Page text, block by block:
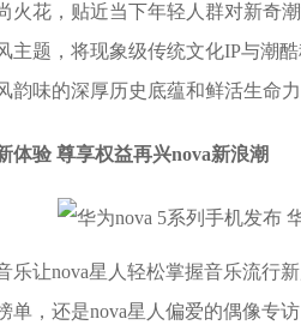
火花，贴近当下年轻人群对新奇
主题，将现象级传统文化IP与潮
韵味的深厚历史底蕴和鲜活生命力
体验 尊享权益再兴nova新浪潮
乐让nova星人轻松掌握音乐流行
单，还是nova星人偏爱的偶像专